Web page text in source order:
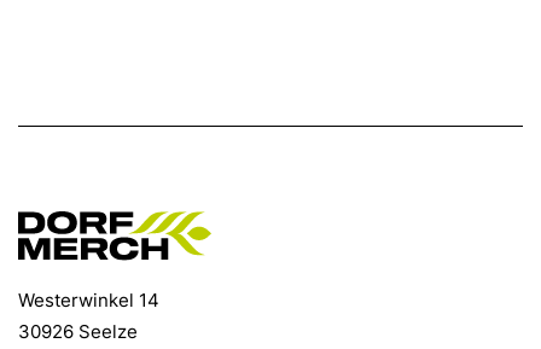
Westerwinkel 14
30926 Seelze